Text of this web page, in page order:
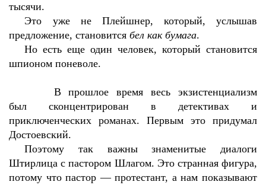
тысячи.
Это уже не Плейшнер, который, услышав
предложение, становится бел как бумага.
Но есть еще один человек, который становится
шпионом поневоле.
В прошлое время весь экзистенциализм
был сконцентрирован в детективах и
приключенческих романах. Первым это придумал
Достоевский.
Поэтому так важны знаменитые диалоги
Штирлица с пастором Шлагом. Это странная фигура,
потому что пастор — протестант, а нам показывают